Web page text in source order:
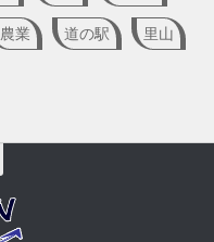
農業 道の駅 里山